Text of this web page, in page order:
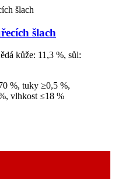
šlach
kůže: 11,3 %, sůl:
%, tuky ≥0,5 %,
vlhkost ≤18 %